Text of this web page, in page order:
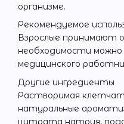
организме.
Рекомендуемое
Взрослые принимают
необходимости
медицинского
Другие ингредиенты
Растворимая
натуральные
цитрата натрия,